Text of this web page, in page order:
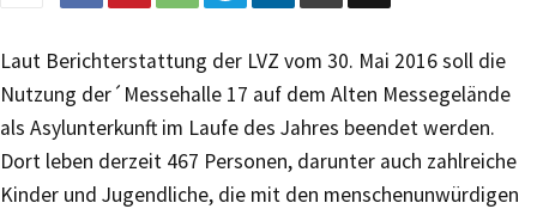
Laut Berichterstattung der LVZ vom 30. Mai 2016 soll die
Nutzung der´Messehalle 17 auf dem Alten Messegelände
als Asylunterkunft im Laufe des Jahres beendet werden.
Dort leben derzeit 467 Personen, darunter auch zahlreiche
Kinder und Jugendliche, die mit den menschenunwürdigen